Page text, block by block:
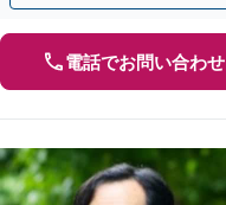
電話でお問い合わせ